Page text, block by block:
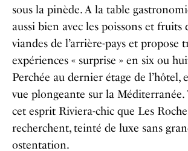
sous la pinède. A la table
aussi bien avec les poissons et fruits
viandes de l’arrière-pays et propose
expériences « surprise » en six ou
Perchée au dernier étage de l’hôtel,
vue plongeante sur la Méditerranée.
cet esprit Riviera-chic que Les
recherchent, teinté de luxe sans
ostentation.